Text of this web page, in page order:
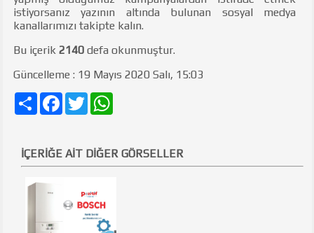
istiyorsanız yazının altında bulunan sosyal medya
kanallarımızı takipte kalın.
Bu içerik 2140defa okunmuştur.
Güncelleme : 19 Mayıs 2020 Salı, 15:03
ShareFacebook
TwitterWhatsApp
İÇERİĞE AİT DİĞER GÖRSELLER